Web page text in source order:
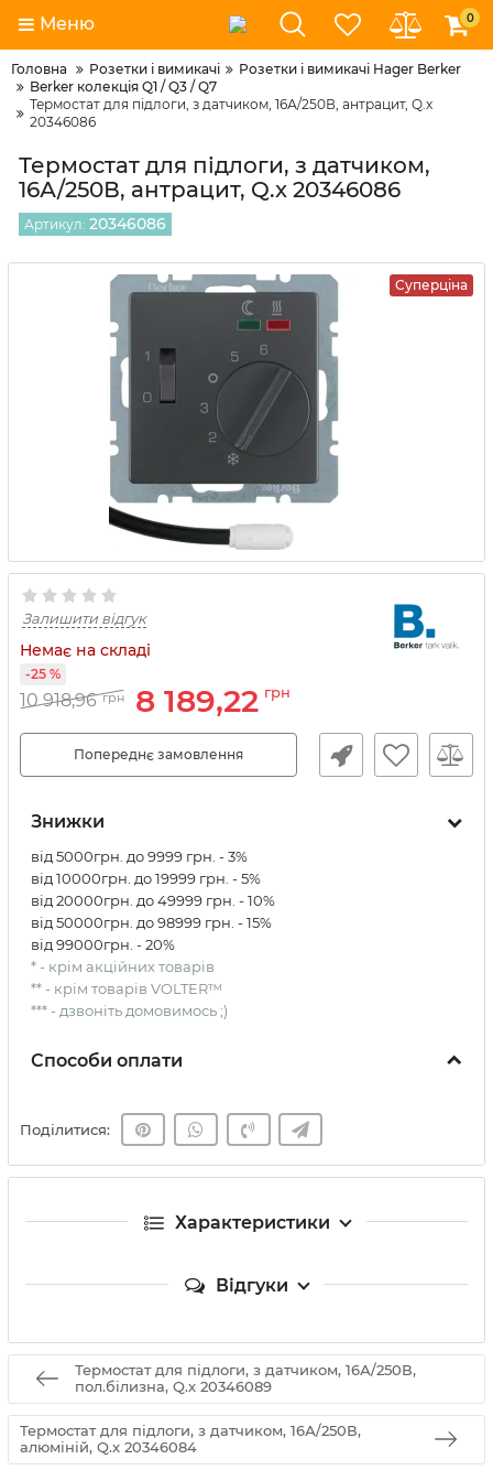
Меню 0
Головна Розетки і вимикачі
Розетки і вимикачі Hager Berker
Berker колекція Q1 / Q3 / Q7
Термостат для підлоги, з датчиком, 16А/250В, антрацит, Q.x
20346086
Термостат для підлоги, з датчиком,
16А/250В, антрацит, Q.x 20346086
Артикул: 20346086
Суперціна
Залишити відгук
Немає на складі
10 918,96 грн 8 189,22 грн
-25 %
Попереднє замовлення
Знижки
від 5000грн. до 9999 грн. - 3%
від 10000грн. до 19999 грн. - 5%
від 20000грн. до 49999 грн. - 10%
від 50000грн. до 98999 грн. - 15%
від 99000грн. - 20%
* - крім акційних товарів
** - крім товарів VOLTER™
*** - дзвоніть домовимось ;)
Способи оплати
Поділитися:
Характеристики
Відгуки
Термостат для підлоги, з датчиком, 16А/250В,
пол.білизна, Q.x 20346089
Термостат для підлоги, з датчиком, 16А/250В,
алюміній, Q.x 20346084